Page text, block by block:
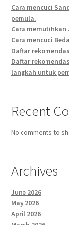
Cara mencuci
pemula.
Cara
Cara mencuci
Daftar
Daftar
langkah untuk
Recent
No comments to
Archives
June 2026
May 2026
April 2026